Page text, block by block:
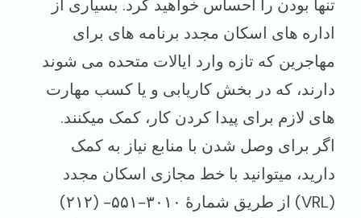
تنها بودن را احساس خواهید کرد. بسیاری از
اداره های اسکان مجدد برنامه های برای
مهاجرین که تازه وارد ایالات متحده می شوند
دارند، که در بخش کاریابی و یا کسب مهارت
های لازم برای پیدا کردن کار، کمک میکنند.
اگر برای وصل شدن با منابع نیاز به کمک
دارید، میتوانید با خط مجازی اسکان مجدد
(VRL) از طریق شمارهٔ ۳۰۱۰-۵۵۱- (۲۱۲)